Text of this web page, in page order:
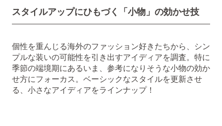
スタイルアップにひもづく「小物」の効かせ技
個性を重んじる海外のファッション好きたちから、シン
プルな装いの可能性を引き出すアイディアを調査。特に
季節の端境期にあるいま、参考になりそうな小物の効か
せ方にフォーカス。ベーシックなスタイルを更新させ
る、小さなアイディアをラインナップ！